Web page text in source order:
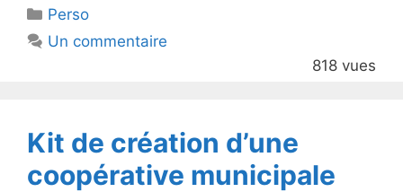
er
b
k
Catégories
Perso
Un commentaire
818 vues
Kit de création d’une
coopérative municipale